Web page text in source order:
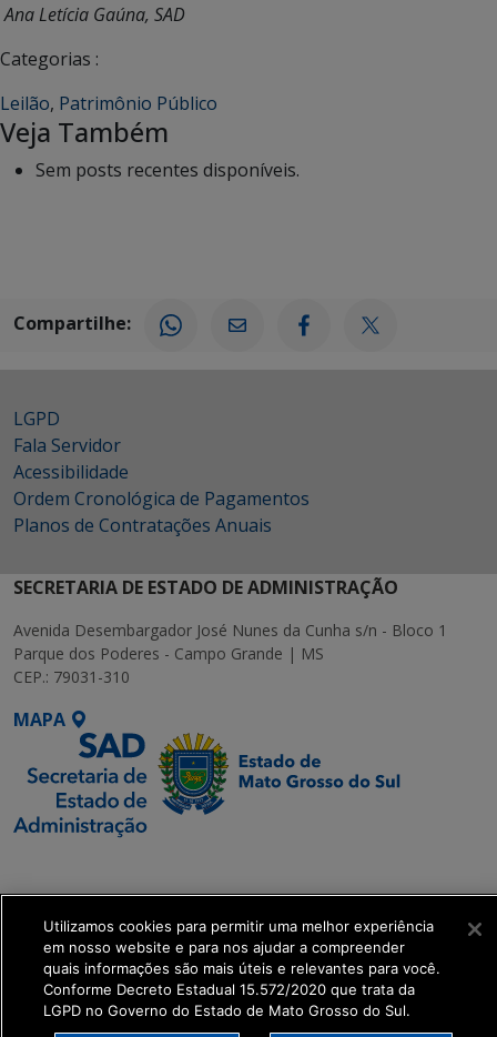
Ana Letícia Gaúna, SAD
Categorias :
Leilão, Patrimônio Público
Veja Também
Sem posts recentes disponíveis.
Compartilhe:
LGPD
Fala Servidor
Acessibilidade
Ordem Cronológica de Pagamentos
Planos de Contratações Anuais
SECRETARIA DE ESTADO DE ADMINISTRAÇÃO
Avenida Desembargador José Nunes da Cunha s/n - Bloco 1
Parque dos Poderes - Campo Grande | MS
CEP.: 79031-310
MAPA
Executiva de
Transformação Digital
get_footer();
Utilizamos cookies para permitir uma melhor experiência
em nosso website e para nos ajudar a compreender
quais informações são mais úteis e relevantes para você.
Conforme Decreto Estadual 15.572/2020 que trata da
LGPD no Governo do Estado de Mato Grosso do Sul.